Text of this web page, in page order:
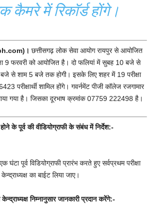
कैमरे में रिकॉर्ड होंगे।
छत्तीसगढ़ लोक सेवा आयोग रायपुर से आयोजित
9 फरवरी को आयोजित है। दो फलियां में सुबह 10 बजे से
से शाम 5 बजे तक होगी। इसके लिए शहर में 19 परीक्षा
परीक्षार्थी शामिल होंगे। गवर्नमेंट पीजी कॉलेज रजगामार
गया है। जिसका दूरभाष क्रमांक 07759 222498 है।
होने के पूर्व की वीडियोग्राफी के संबंध में निर्देश:-
घंटा पूर्व विडियोग्राफी प्रारंभ करते हुए सर्वप्रथम परीक्षा
केन्द्राध्यक्ष का बाईट लिया जाए।
केन्द्राध्यक्ष निम्नानुसार जानकारी प्रदान करेंगे:-